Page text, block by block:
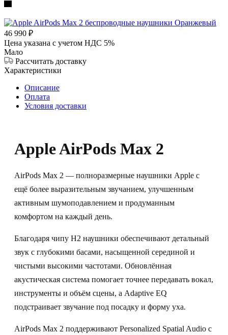
46 990 ₽
Цена указана с учетом НДС 5%
Мало
Рассчитать доставку
Характеристики
Описание
Оплата
Условия доставки
Apple AirPods Max 2
AirPods Max 2 — полноразмерные наушники Apple с
ещё более выразительным звучанием, улучшенным
активным шумоподавлением и продуманным
комфортом на каждый день.
Благодаря чипу H2 наушники обеспечивают детальный
звук с глубокими басами, насыщенной серединой и
чистыми высокими частотами. Обновлённая
акустическая система помогает точнее передавать вокал,
инструменты и объём сцены, а Adaptive EQ
подстраивает звучание под посадку и форму уха.
AirPods Max 2 поддерживают Personalized Spatial Audio с